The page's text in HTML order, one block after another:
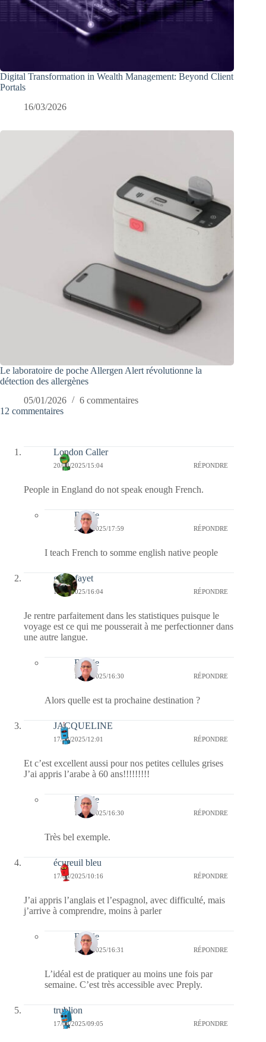
Digital Transformation in Wealth Management: Beyond Client
Portals
16/03/2026
Le laboratoire de poche Allergen Alert révolutionne la
détection des allergènes
05/01/2026
6 commentaires
12 commentaires
London Caller
20/08/2025/15:04 RÉPONDRE
People in England do not speak enough French.
Bernie
22/08/2025/17:59 RÉPONDRE
I teach French to somme english native people
giselefayet
17/08/2025/16:04 RÉPONDRE
Je rentre parfaitement dans les statistiques puisque le
voyage est ce qui me pousserait à me perfectionner dans
une autre langue.
Bernie
17/08/2025/16:30 RÉPONDRE
Alors quelle est ta prochaine destination ?
JACQUELINE
17/08/2025/12:01 RÉPONDRE
Et c’est excellent aussi pour nos petites cellules grises
J’ai appris l’arabe à 60 ans!!!!!!!!!
Bernie
17/08/2025/16:30 RÉPONDRE
Très bel exemple.
écureuil bleu
17/08/2025/10:16 RÉPONDRE
J’ai appris l’anglais et l’espagnol, avec difficulté, mais
j’arrive à comprendre, moins à parler
Bernie
17/08/2025/16:31 RÉPONDRE
L’idéal est de pratiquer au moins une fois par
semaine. C’est très accessible avec Preply.
trublion
17/08/2025/09:05 RÉPONDRE